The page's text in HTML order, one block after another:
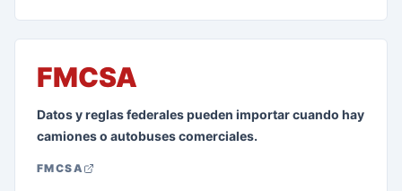
FMCSA
Datos y reglas federales pueden importar cuando hay
camiones o autobuses comerciales.
FMCSA